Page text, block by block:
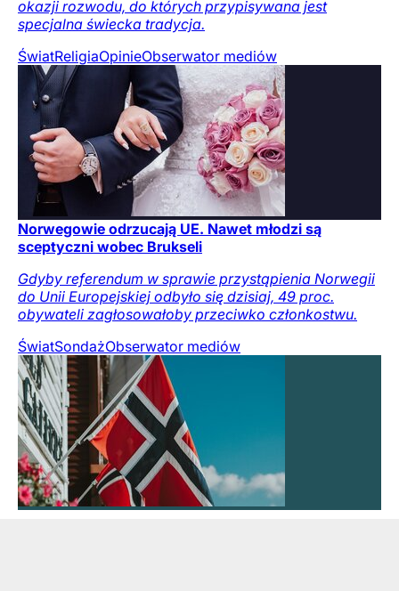
okazji rozwodu, do których przypisywana jest
specjalna świecka tradycja.
ŚwiatReligiaOpinieObserwator mediów
Norwegowie odrzucają UE. Nawet młodzi są
sceptyczni wobec Brukseli
Gdyby referendum w sprawie przystąpienia Norwegii
do Unii Europejskiej odbyło się dzisiaj, 49 proc.
obywateli zagłosowałoby przeciwko członkostwu.
ŚwiatSondażObserwator mediów